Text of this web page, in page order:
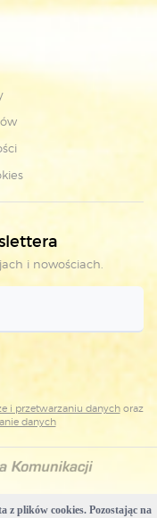
i nowościach.
i przetwarzaniu danychoraz
danych
i Łączności
z plików cookies. Pozostając na